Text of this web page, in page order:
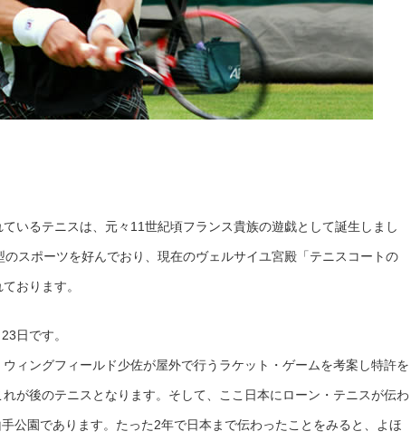
いるテニスは、元々11世紀頃フランス貴族の遊戯として誕生しまし
スポーツを好んでおり、現在のヴェルサイユ宮殿「テニスコートの
おります。
日です。
ィングフィールド少佐が屋外で行うラケット・ゲームを考案し特許を
が後のテニスとなります。そして、ここ日本にローン・テニスが伝わ
公園であります。たった2年で日本まで伝わったことをみると、よほ